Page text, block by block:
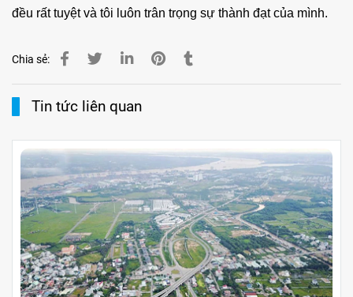
đều rất tuyệt và tôi luôn trân trọng sự thành đạt của mình.
Chia sẻ:
Tin tức liên quan